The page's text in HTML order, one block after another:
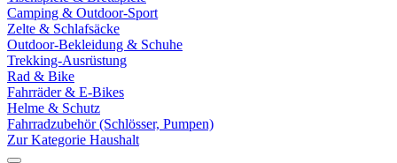
Camping & Outdoor-Sport
Zelte & Schlafsäcke
Outdoor-Bekleidung & Schuhe
Trekking-Ausrüstung
Rad & Bike
Fahrräder & E-Bikes
Helme & Schutz
Fahrradzubehör (Schlösser, Pumpen)
Zur Kategorie Haushalt